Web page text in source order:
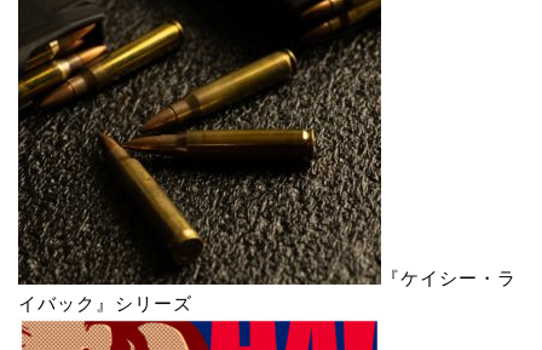
『ケイシー・ラ
イバック』シリーズ